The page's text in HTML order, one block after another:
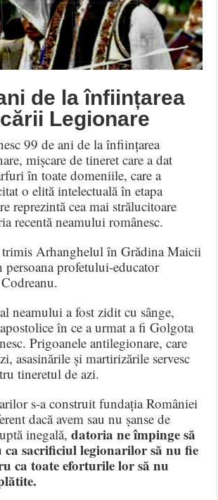
de la înființarea
Legionare
99 de ani de la înființarea
mișcare de tineret care a dat
în toate domeniile, care a
o elită intelectuală în etapa
reprezintă cea mai strălucitoare
recentă neamului românesc.
trimis Arhanghelul în Grădina Maicii
profetului-educator
neamului a fost zidit cu sânge,
în ce a urmat a fi Golgota
Prigoanele antilegionare, care
asasinările și martirizările servesc
tineretul de azi.
s-a construit fundația României
dacă avem sau nu șanse de
inegală,datoria ne împinge să
sacrificiul legionarilor să nu fie
ca toate eforturile lor să nu